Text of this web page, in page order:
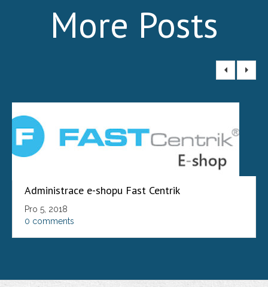
- Zvýšení daňového zvýhodnění od
- Integro DOS 64bit
Servis
Kontakt
More Posts
Administrace e-shopu Fast Centrik
Pro 5, 2018
0 comments